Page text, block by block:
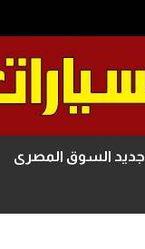
جديد السوق المصرى